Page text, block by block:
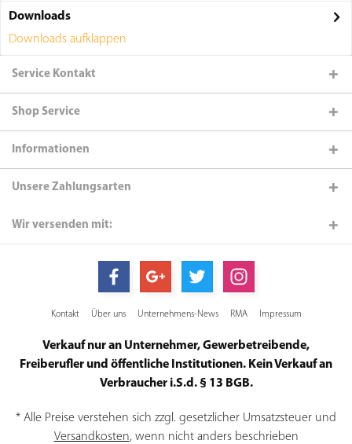
Downloads
Downloads aufklappen
Service Kontakt
Shop Service
Informationen
Unsere Zahlungsarten
Wir versenden mit:
Kontakt Über uns Unternehmens-News RMA Impressum
Verkauf nur an Unternehmer, Gewerbetreibende,
Freiberufler und öffentliche Institutionen. Kein Verkauf an
Verbraucher i.S.d. § 13 BGB.
* Alle Preise verstehen sich zzgl. gesetzlicher Umsatzsteuer und
Versandkosten, wenn nicht anders beschrieben